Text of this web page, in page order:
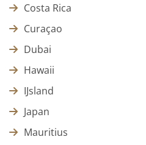
Costa Rica
Curaçao
Dubai
Hawaii
IJsland
Japan
Mauritius